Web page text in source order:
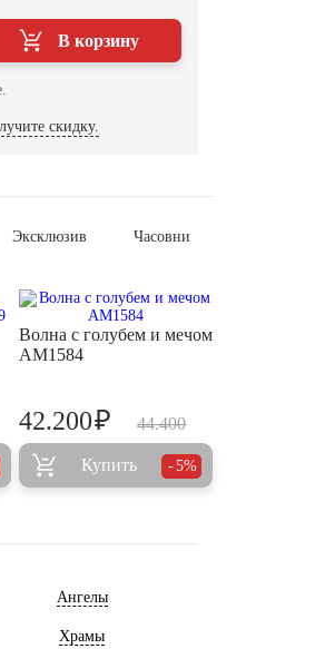
В корзину
скидку.
Эксклюзив Часовни
Волна с голубем и мечом
AM1584
44.400
42.200₽
Купить 5%
Ангелы
Храмы